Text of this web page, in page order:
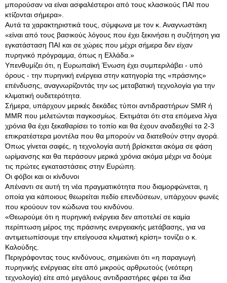
μπορούσαν να είναι ασφαλέστεροι από τους κλασικούς ΠΑΙ που
κτίζονται σήμερα».
Αυτά τα χαρακτηριστικά τους, σύμφωνα με τον κ. Αναγνωστάκη
«είναι από τους βασικούς λόγους που έχει ξεκινήσει η συζήτηση για
εγκατάσταση ΠΑΙ και σε χώρες που μέχρι σήμερα δεν είχαν
πυρηνικό πρόγραμμα, όπως η Ελλάδα.»
Υπενθυμίζει ότι, η Ευρωπαϊκή Ένωση έχει συμπεριλάβει - υπό
όρους - την πυρηνική ενέργεια στην κατηγορία της «πράσινης»
επένδυσης, αναγνωρίζοντάς την ως μεταβατική τεχνολογία για την
κλιματική ουδετερότητα.
Σήμερα, υπάρχουν μερικές δεκάδες τύποι αντιδραστήρων SMR ή
MMR που μελετώνται παγκοσμίως. Εκτιμάται ότι στα επόμενα λίγα
χρόνια θα έχει ξεκαθαρίσει το τοπίο και θα έχουν αναδειχθεί τα 2-3
επικρατέστερα μοντέλα που θα μπορούν να διατεθούν στην αγορά.
Όπως γίνεται σαφές, η τεχνολογία αυτή βρίσκεται ακόμα σε φάση
ωρίμανσης και θα περάσουν μερικά χρόνια ακόμα μέχρι να δούμε
τις πρώτες εγκαταστάσεις στην Ευρώπη.
Οι φόβοι και οι κίνδυνοι
Απέναντι σε αυτή τη νέα πραγματικότητα που διαμορφώνεται, η
οποία για κάποιους θεωρείται πεδίο επενδύσεων, υπάρχουν φωνές
που κρούουν τον κώδωνα του κινδύνου.
«Θεωρούμε ότι η πυρηνική ενέργεια δεν αποτελεί σε καμία
περίπτωση μέρος της πράσινης ενεργειακής μετάβασης, για να
αντιμετωπίσουμε την επείγουσα κλιματική κρίση» τονίζει ο κ.
Καλούδης.
Περιγράφοντας τους κινδύνους, σημειώνει ότι «η παραγωγή
πυρηνικής ενέργειας είτε από μικρούς αρθρωτούς (νεότερη
τεχνολογία) είτε από μεγάλους αντιδραστήρες φέρει τα ίδια